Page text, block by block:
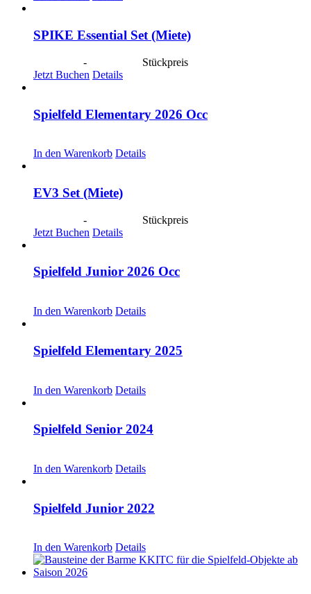
SPIKE Essential Set (Miete)
-
Stückpreis
Jetzt Buchen Details
Spielfeld Elementary 2026 Occ
In den Warenkorb Details
EV3 Set (Miete)
-
Stückpreis
Jetzt Buchen Details
Spielfeld Junior 2026 Occ
In den Warenkorb Details
Spielfeld Elementary 2025
In den Warenkorb Details
Spielfeld Senior 2024
In den Warenkorb Details
Spielfeld Junior 2022
In den Warenkorb Details